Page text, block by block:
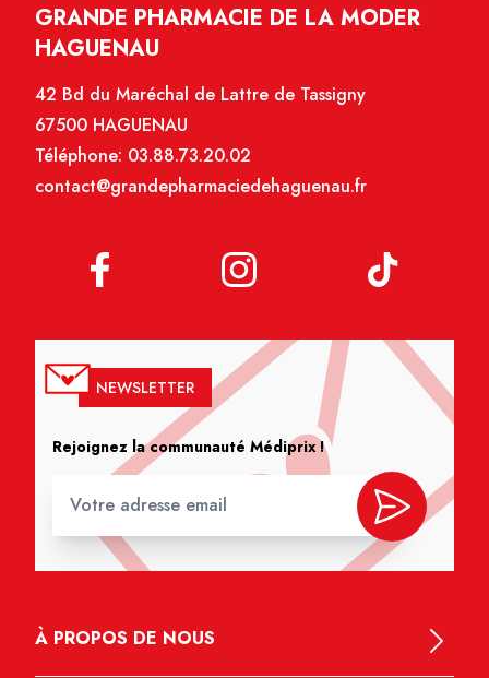
GRANDE PHARMACIE DE LA MODER
HAGUENAU
42 Bd du Maréchal de Lattre de Tassigny
67500 HAGUENAU
Téléphone: 03.88.73.20.02
contact@grandepharmaciedehaguenau.fr
NEWSLETTER
Rejoignez la communauté Médiprix !
À PROPOS DE NOUS